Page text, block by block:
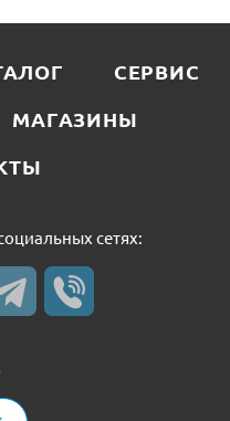
СЕРВИС
МАГАЗИНЫ
сетях: